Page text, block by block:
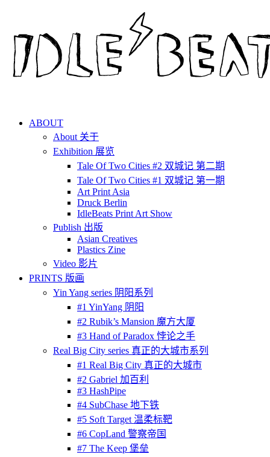
ABOUT
About 关于
Exhibition 展览
Tale Of Two Cities #2 双城记 第二期
Tale Of Two Cities #1 双城记 第一期
Art Print Asia
Druck Berlin
IdleBeats Print Art Show
Publish 出版
Asian Creatives
Plastics Zine
Video 影片
PRINTS 版画
Yin Yang series 阴阳系列
#1 YinYang 阴阳
#2 Rubik’s Mansion 魔方大厦
#3 Hand of Paradox 悖论之手
Real Big City series 真正的大城市系列
#1 Real Big City 真正的大城市
#2 Gabriel 加百利
#3 HashPipe
#4 SubChase 地下铁
#5 Soft Target 温柔标靶
#6 CopLand 警察帝国
#7 The Keep 堡垒